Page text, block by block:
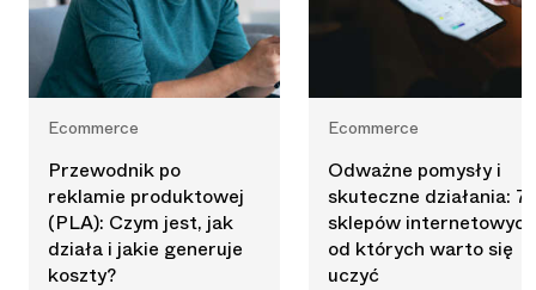
Ecommerce
Przewodnik po
reklamie produktowej
(PLA): Czym jest, jak
działa i jakie generuje
koszty?
Ecommerce
Odważne pomysły i
skuteczne działania: 7
sklepów
od których warto się
uczyć